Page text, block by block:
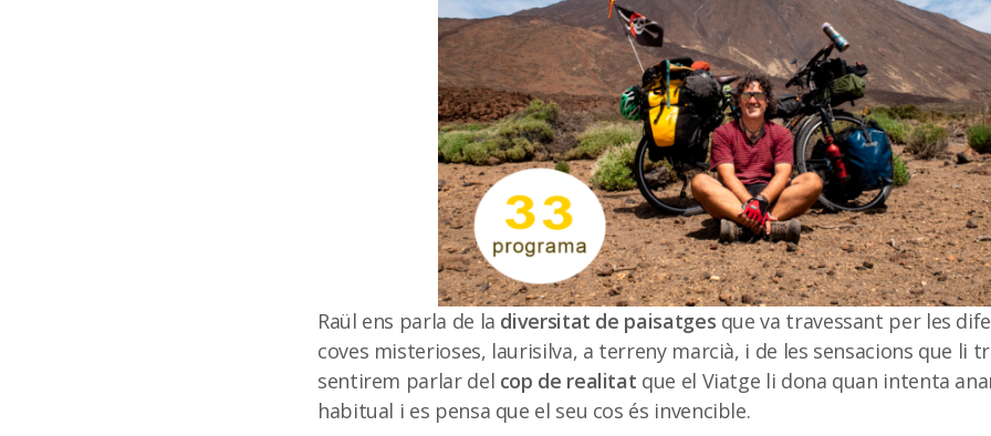
Raül ens parla de la diversitat de paisatges que va travessant per les
coves misterioses, laurisilva, a terreny marcià, i de les sensacions que li
sentirem parlar del cop de realitat que el Viatge li dona quan intenta
habitual i es pensa que el seu cos és invencible.